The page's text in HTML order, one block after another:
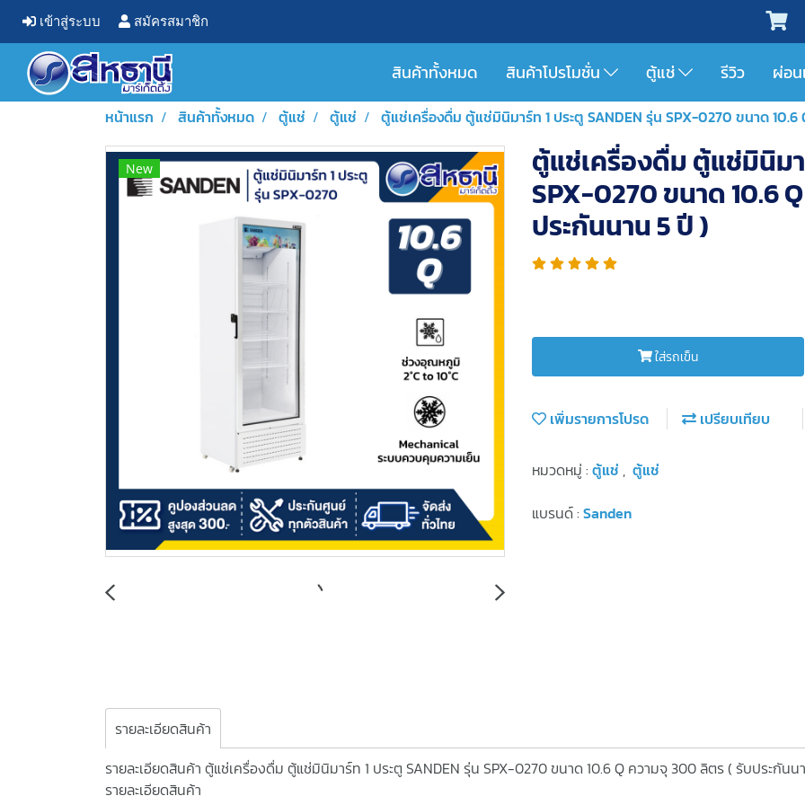
เข้าสู่ระบบ สมัครสมาชิก
สินค้าทั้งหมด สินค้าโปรโมชั่น ตู้แช่ รีวิว ผ่อน
หน้าแรก สินค้าทั้งหมด ตู้แช่ ตู้แช่ ตู้แช่เครื่องดื่ม ตู้แช่มินิมาร์ท 1 ประตู SANDEN รุ่น SPX-0270 ขนาด
New
ตู้แช่เครื่องดื่ม ตู้แช่มินิมา
SPX-0270 ขนาด 10.6
ประกันนาน 5 ปี )
ใส่รถเข็น
เพิ่มรายการโปรด เปรียบเทียบ
หมวดหมู่ : ตู้แช่ , ตู้แช่
แบรนด์ : Sanden
รายละเอียดสินค้า
รายละเอียดสินค้า ตู้แช่เครื่องดื่ม ตู้แช่มินิมาร์ท 1 ประตู SANDEN รุ่น SPX-0270 ขนาด 10.6 Q ความจุ 300 ลิตร ( รับประกันน
รายละเอียดสินค้า